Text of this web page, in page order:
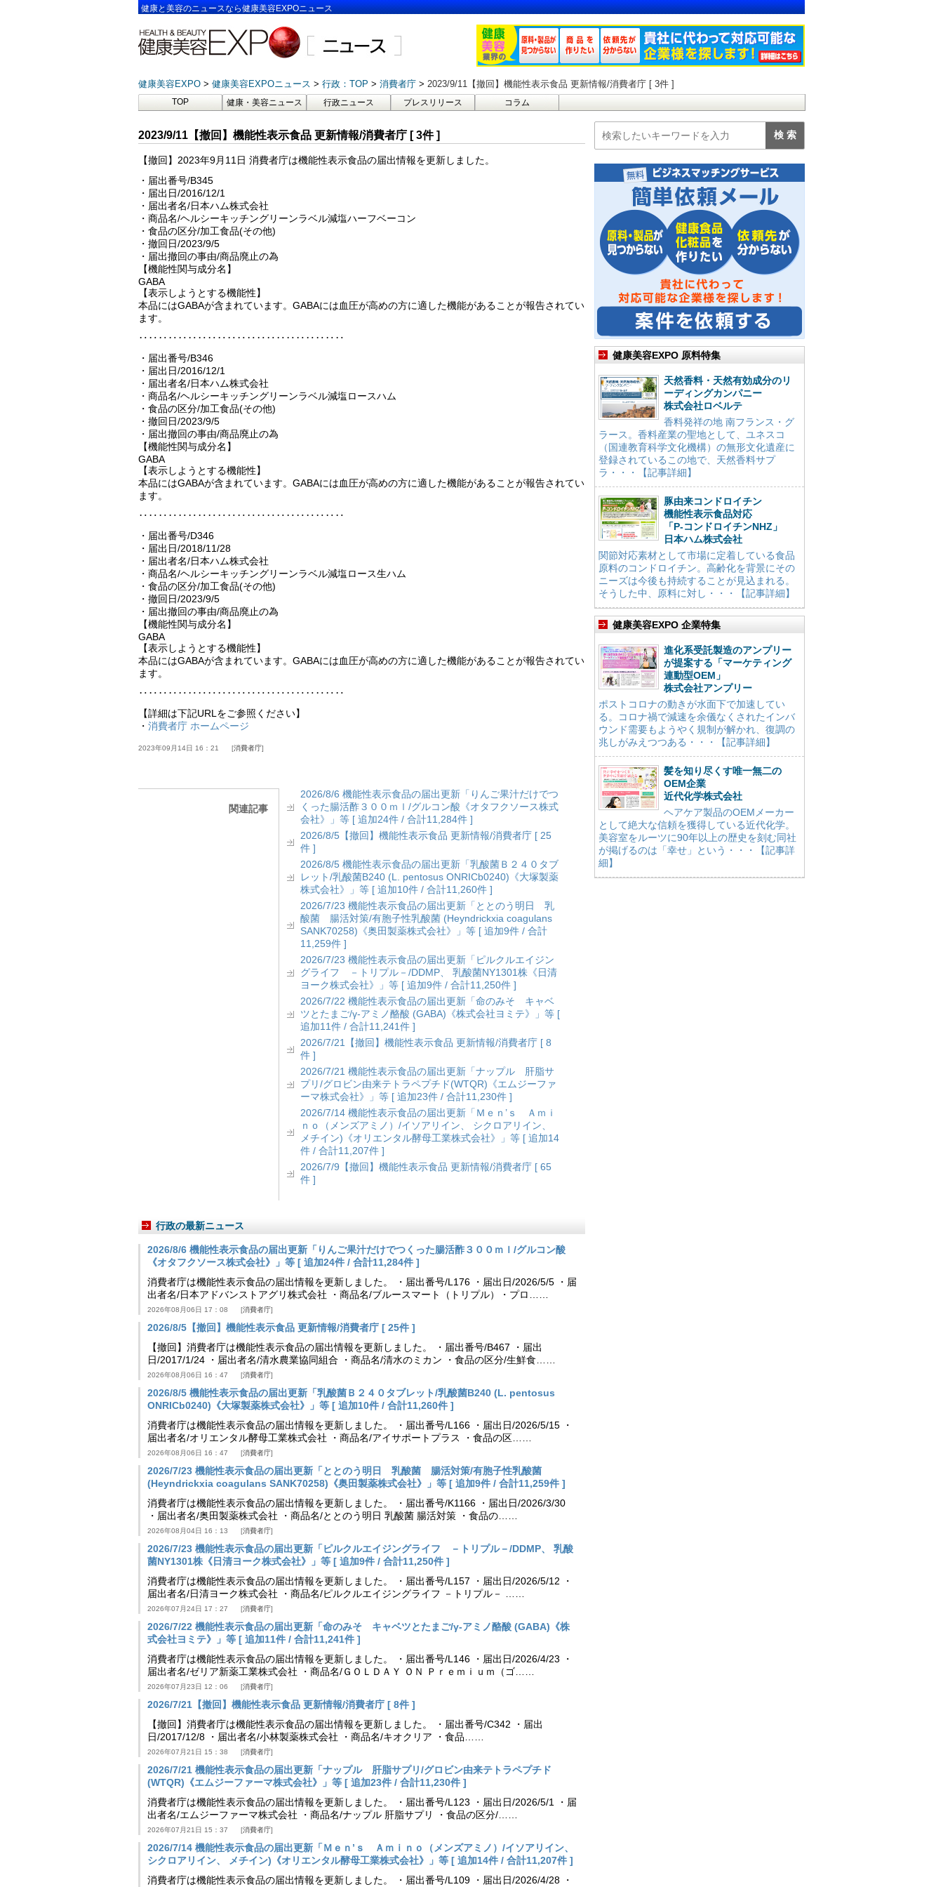
健康と美容のニュースなら健康美容EXPOニュース
健康美容EXPO 健康美容EXPOニュース 行政：TOP 消費者庁 2023/9/11【撤回】機能性表示食品 更新情報/消費者庁 [ 3件 ]
TOP 健康・美容ニュース 行政ニュース プレスリリース コラム
2023/9/11【撤回】機能性表示食品 更新情報/消費者庁 [ 3件 ]
【撤回】2023年9月11日 消費者庁は機能性表示食品の届出情報を更新しました。
・届出番号/B345
・届出日/2016/12/1
・届出者名/日本ハム株式会社
・商品名/ヘルシーキッチングリーンラベル減塩ハーフベーコン
・食品の区分/加工食品(その他)
・撤回日/2023/9/5
・届出撤回の事由/商品廃止の為
【機能性関与成分名】
GABA
【表示しようとする機能性】
本品にはGABAが含まれています。GABAには血圧が高めの方に適した機能があることが報告されてい
ます。
‥‥‥‥‥‥‥‥‥‥‥‥‥‥‥‥‥‥‥‥‥
・届出番号/B346
・届出日/2016/12/1
・届出者名/日本ハム株式会社
・商品名/ヘルシーキッチングリーンラベル減塩ロースハム
・食品の区分/加工食品(その他)
・撤回日/2023/9/5
・届出撤回の事由/商品廃止の為
【機能性関与成分名】
GABA
【表示しようとする機能性】
本品にはGABAが含まれています。GABAには血圧が高めの方に適した機能があることが報告されてい
ます。
‥‥‥‥‥‥‥‥‥‥‥‥‥‥‥‥‥‥‥‥‥
・届出番号/D346
・届出日/2018/11/28
・届出者名/日本ハム株式会社
・商品名/ヘルシーキッチングリーンラベル減塩ロース生ハム
・食品の区分/加工食品(その他)
・撤回日/2023/9/5
・届出撤回の事由/商品廃止の為
【機能性関与成分名】
GABA
【表示しようとする機能性】
本品にはGABAが含まれています。GABAには血圧が高めの方に適した機能があることが報告されてい
ます。
‥‥‥‥‥‥‥‥‥‥‥‥‥‥‥‥‥‥‥‥‥
【詳細は下記URLをご参照ください】
・ 消費者庁 ホームページ
2023年09月14日 16：21 消費者庁
関連記事
2026/8/6 機能性表示食品の届出更新「りんご果汁だけでつ
くった腸活酢３００ｍｌ/グルコン酸《オタフクソース株式
会社》」等 [ 追加24件 / 合計11,284件 ]
2026/8/5【撤回】機能性表示食品 更新情報/消費者庁 [ 25
件 ]
2026/8/5 機能性表示食品の届出更新「乳酸菌Ｂ２４０タブ
レット/乳酸菌B240 (L. pentosus ONRICb0240)《大塚製薬
株式会社》」等 [ 追加10件 / 合計11,260件 ]
2026/7/23 機能性表示食品の届出更新「ととのう明日 乳
酸菌 腸活対策/有胞子性乳酸菌 (Heyndrickxia coagulans
SANK70258)《奥田製薬株式会社》」等 [ 追加9件 / 合計
11,259件 ]
2026/7/23 機能性表示食品の届出更新「ピルクルエイジン
グライフ －トリプル－/DDMP、 乳酸菌NY1301株《日清
ヨーク株式会社》」等 [ 追加9件 / 合計11,250件 ]
2026/7/22 機能性表示食品の届出更新「命のみそ キャベ
ツとたまご/γ-アミノ酪酸 (GABA)《株式会社ヨミテ》」等 [
追加11件 / 合計11,241件 ]
2026/7/21【撤回】機能性表示食品 更新情報/消費者庁 [ 8
件 ]
2026/7/21 機能性表示食品の届出更新「ナップル 肝脂サ
プリ/グロビン由来テトラペプチド(WTQR)《エムジーファ
ーマ株式会社》」等 [ 追加23件 / 合計11,230件 ]
2026/7/14 機能性表示食品の届出更新「Ｍｅｎ’ｓ Ａｍｉ
ｎｏ（メンズアミノ）/イソアリイン、 シクロアリイン、
メチイン)《オリエンタル酵母工業株式会社》」等 [ 追加14
件 / 合計11,207件 ]
2026/7/9【撤回】機能性表示食品 更新情報/消費者庁 [ 65
件 ]
行政の最新ニュース
2026/8/6 機能性表示食品の届出更新「りんご果汁だけでつくった腸活酢３００ｍｌ/グルコン酸
《オタフクソース株式会社》」等 [ 追加24件 / 合計11,284件 ]
消費者庁は機能性表示食品の届出情報を更新しました。 ・届出番号/L176 ・届出日/2026/5/5 ・届
出者名/日本アドバンストアグリ株式会社 ・商品名/ブルースマート（トリプル）・プロ……
2026年08月06日 17：08 消費者庁
2026/8/5【撤回】機能性表示食品 更新情報/消費者庁 [ 25件 ]
【撤回】消費者庁は機能性表示食品の届出情報を更新しました。 ・届出番号/B467 ・届出
日/2017/1/24 ・届出者名/清水農業協同組合 ・商品名/清水のミカン ・食品の区分/生鮮食……
2026年08月06日 16：47 消費者庁
2026/8/5 機能性表示食品の届出更新「乳酸菌Ｂ２４０タブレット/乳酸菌B240 (L. pentosus
ONRICb0240)《大塚製薬株式会社》」等 [ 追加10件 / 合計11,260件 ]
消費者庁は機能性表示食品の届出情報を更新しました。 ・届出番号/L166 ・届出日/2026/5/15 ・
届出者名/オリエンタル酵母工業株式会社 ・商品名/アイサポートプラス ・食品の区……
2026年08月06日 16：47 消費者庁
2026/7/23 機能性表示食品の届出更新「ととのう明日 乳酸菌 腸活対策/有胞子性乳酸菌
(Heyndrickxia coagulans SANK70258)《奥田製薬株式会社》」等 [ 追加9件 / 合計11,259件 ]
消費者庁は機能性表示食品の届出情報を更新しました。 ・届出番号/K1166 ・届出日/2026/3/30
・届出者名/奥田製薬株式会社 ・商品名/ととのう明日 乳酸菌 腸活対策 ・食品の……
2026年08月04日 16：13 消費者庁
2026/7/23 機能性表示食品の届出更新「ピルクルエイジングライフ －トリプル－/DDMP、 乳酸
菌NY1301株《日清ヨーク株式会社》」等 [ 追加9件 / 合計11,250件 ]
消費者庁は機能性表示食品の届出情報を更新しました。 ・届出番号/L157 ・届出日/2026/5/12 ・
届出者名/日清ヨーク株式会社 ・商品名/ピルクルエイジングライフ －トリプル－ ……
2026年07月24日 17：27 消費者庁
2026/7/22 機能性表示食品の届出更新「命のみそ キャベツとたまご/γ-アミノ酪酸 (GABA)《株
式会社ヨミテ》」等 [ 追加11件 / 合計11,241件 ]
消費者庁は機能性表示食品の届出情報を更新しました。 ・届出番号/L146 ・届出日/2026/4/23 ・
届出者名/ゼリア新薬工業株式会社 ・商品名/ＧＯＬＤＡＹ ＯＮ Ｐｒｅｍｉｕｍ（ゴ……
2026年07月23日 12：06 消費者庁
2026/7/21【撤回】機能性表示食品 更新情報/消費者庁 [ 8件 ]
【撤回】消費者庁は機能性表示食品の届出情報を更新しました。 ・届出番号/C342 ・届出
日/2017/12/8 ・届出者名/小林製薬株式会社 ・商品名/キオクリア ・食品……
2026年07月21日 15：38 消費者庁
2026/7/21 機能性表示食品の届出更新「ナップル 肝脂サプリ/グロビン由来テトラペプチド
(WTQR)《エムジーファーマ株式会社》」等 [ 追加23件 / 合計11,230件 ]
消費者庁は機能性表示食品の届出情報を更新しました。 ・届出番号/L123 ・届出日/2026/5/1 ・届
出者名/エムジーファーマ株式会社 ・商品名/ナップル 肝脂サプリ ・食品の区分/……
2026年07月21日 15：37 消費者庁
2026/7/14 機能性表示食品の届出更新「Ｍｅｎ’ｓ Ａｍｉｎｏ（メンズアミノ）/イソアリイン、
シクロアリイン、 メチイン)《オリエンタル酵母工業株式会社》」等 [ 追加14件 / 合計11,207件 ]
消費者庁は機能性表示食品の届出情報を更新しました。 ・届出番号/L109 ・届出日/2026/4/28 ・
健康美容EXPO 原料特集
天然香料・天然有効成分のリ
ーディングカンパニー
株式会社ロベルテ
香料発祥の地 南フランス・グ
ラース。香料産業の聖地として、ユネスコ
（国連教育科学文化機構）の無形文化遺産に
登録されているこの地で、天然香料サプ
ラ・・・【記事詳細】
豚由来コンドロイチン
機能性表示食品対応
「P-コンドロイチンNHZ」
日本ハム株式会社
関節対応素材として市場に定着している食品
原料のコンドロイチン。高齢化を背景にその
ニーズは今後も持続することが見込まれる。
そうした中、原料に対し・・・【記事詳細】
健康美容EXPO 企業特集
進化系受託製造のアンプリー
が提案する「マーケティング
連動型OEM」
株式会社アンプリー
ポストコロナの動きが水面下で加速してい
る。コロナ禍で減速を余儀なくされたインバ
ウンド需要もようやく規制が解かれ、復調の
兆しがみえつつある・・・【記事詳細】
髪を知り尽くす唯一無二の
OEM企業
近代化学株式会社
ヘアケア製品のOEMメーカー
として絶大な信頼を獲得している近代化学。
美容室をルーツに90年以上の歴史を刻む同社
が掲げるのは「幸せ」という・・・【記事詳
細】